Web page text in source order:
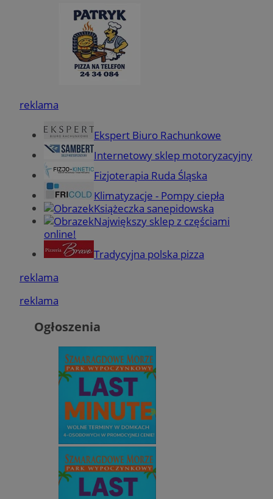
reklama
Ekspert Biuro Rachunkowe
Internetowy sklep motoryzacyjny
Fizjoterapia Ruda Śląska
Klimatyzacje - Pompy ciepła
Książeczka sanepidowska
Największy sklep z częściami
online!
Tradycyjna polska pizza
reklama
reklama
Ogłoszenia